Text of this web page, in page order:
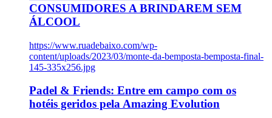
CONSUMIDORES A BRINDAREM SEM
ÁLCOOL
https://www.ruadebaixo.com/wp-
content/uploads/2023/03/monte-da-bemposta-bemposta-final-
145-335x256.jpg
Padel & Friends: Entre em campo com os
hotéis geridos pela Amazing Evolution